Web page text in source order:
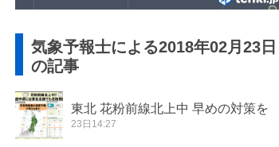
気象予報士による2018年02月23日
の記事
東北 花粉前線北上中 早めの対策を
23日14:27